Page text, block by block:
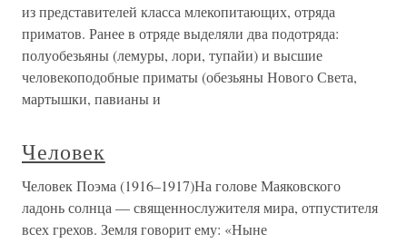
из представителей класса млекопитающих, отряда
приматов. Ранее в отряде выделяли два подотряда:
полуобезьяны (лемуры, лори, тупайи) и высшие
человекоподобные приматы (обезьяны Нового Света,
мартышки, павианы и
Человек
Человек Поэма (1916–1917)На голове Маяковского
ладонь солнца — священнослужителя мира, отпустителя
всех грехов. Земля говорит ему: «Ныне